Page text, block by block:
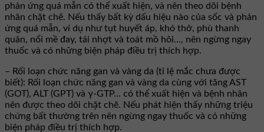
phản ứng quá mẫn có thể xuất hiện, và nên theo dõi bệnh
nhân chặt chẽ. Nếu thấy bất kỳ dấu hiệu nào của sốc và phản
ứng quá mẫn, ví dụ như tụt huyết áp, khó thở, phù thanh
quản, nổi mề đay, tái nhợt và toát mồ hôi…, nên ngừng ngay
thuốc và có những biện pháp điều trị thích hợp.
– Rối loạn chức năng gan và vàng da (tỉ lệ mắc chưa được
biết): Rối loạn chức năng gan và vàng da cùng với tăng AST
(GOT), ALT (GPT) và γ-GTP… có thể xuất hiện và bệnh nhân
nên được theo dõi chặt chẽ. Nếu phát hiện thấy những triệu
chứng bất thường trên nên ngừng ngay thuốc và có những
biện pháp điều trị thích hợp.